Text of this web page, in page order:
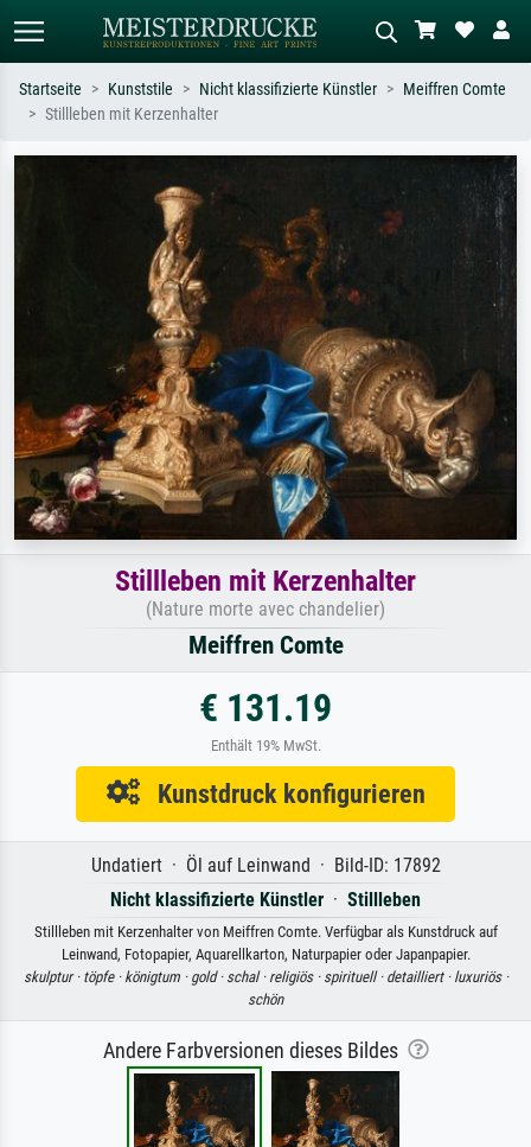
oder Stilen – z.B. Monet,
Sternennacht, Impressionismus, Welle
Hokusai, Akt.
Beschreiben Sie die Szene – z.B. Grüne
Wiese, Abstrakt mit viel Rot, Dunkles
Ölgemälde, Stehender Akt neben einem
Startseite Kunststile Nicht klassifizierte Künstler
Meiffren Comte
Stillleben mit Kerzenhalter
Stillleben mit Kerzenhalter
(Nature morte avec chandelier)
Meiffren Comte
€ 131.19
Enthält 19% MwSt.
Kunstdruck konfigurieren
Undatiert · Öl auf Leinwand · Bild-ID: 17892
Nicht klassifizierte Künstler · Stillleben
Stillleben mit Kerzenhalter von Meiffren Comte. Verfügbar als Kunstdruck auf
Leinwand, Fotopapier, Aquarellkarton, Naturpapier oder Japanpapier.
skulptur · töpfe · königtum · gold · schal · religiös · spirituell · detailliert · luxuriös ·
schön
Andere Farbversionen dieses Bildes